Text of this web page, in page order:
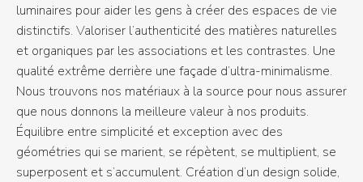
luminaires pour aider les gens à créer des espaces de vie
distinctifs. Valoriser l’authenticité des matières naturelles
et organiques par les associations et les contrastes. Une
qualité extrême derrière une façade d’ultra-minimalisme.
Nous trouvons nos matériaux à la source pour nous assurer
que nous donnons la meilleure valeur à nos produits.
Équilibre entre simplicité et exception avec des
géométries qui se marient, se répètent, se multiplient, se
superposent et s’accumulent. Création d’un design solide,